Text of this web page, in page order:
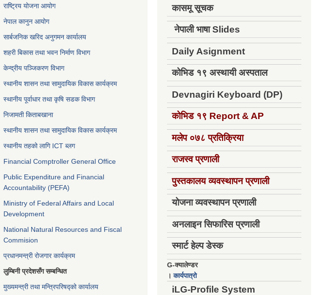
राष्ट्रिय योजना आयोग
नेपाल कानुन आयोग
सार्बजनिक खरिद अनुगमन कार्यालय
शहरी बिकास तथा भवन निर्माण विभाग
केन्द्रीय पञ्जिकरण विभाग
स्थानीय शासन तथा सामुदायिक विकास कार्यक्रम
स्थानीय पूर्वाधार तथा कृषि सडक विभाग
निजामती किताबखाना
स्थानीय शासन तथा सामुदायिक विकास कार्यक्रम
स्थानीय तहको लागि ICT ब्लग
Financial Comptroller General Office
Public Expenditure and Financial
Accountability (PEFA)
Ministry of Federal Affairs and Local
Development
National Natural Resources and Fiscal
Commision
प्रधानमन्त्री रोजगार कार्यक्रम
लुम्बिनी प्रदेशसँग सम्बन्धित
मुख्यमन्त्री तथा मन्त्रिपरिषद्को कार्यालय
कासमू सूचक
नेपाली भाषा Slides
Daily Asignment
कोभिड १९ अस्थायी अस्पताल
Devnagiri Keyboard (DP)
कोभिड १९ Report & AP
मलेप ०७८ प्रतिक्रिया
राजस्व प्रणाली
पुस्तकालय व्यवस्थापन प्रणाली
योजना व्यवस्थापन प्रणाली
अनलाइन सिफारिस प्रणाली
स्मार्ट हेल्प डेस्क
G-क्यालेण्डर
।कार्यपात्रो
iLG-Profile System